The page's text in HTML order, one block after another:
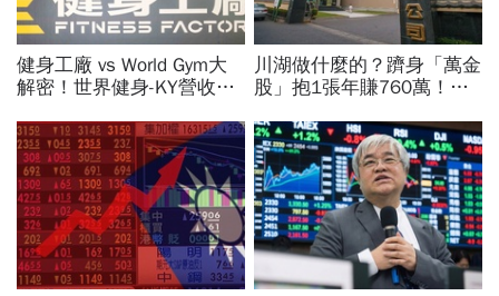
健身工廠 vs World Gym大
解密！世界健身-KY營收大
課、會籍…誰才是真正賺錢
金雞母？
川湖做什麼的？躋身「萬金
股」抱1張年賺760萬！傳
根鐵憑什麼賣這麼貴」？